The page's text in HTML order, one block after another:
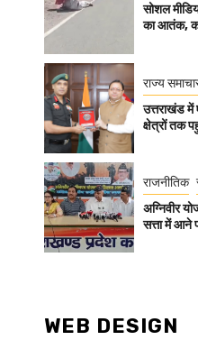
सोशल
का आतंक,
राज्य
उत्तराखंड में
क्षेत्रों तक
राजनीतिक
अग्निवीर
सत्ता में आने
WEB DESIGN